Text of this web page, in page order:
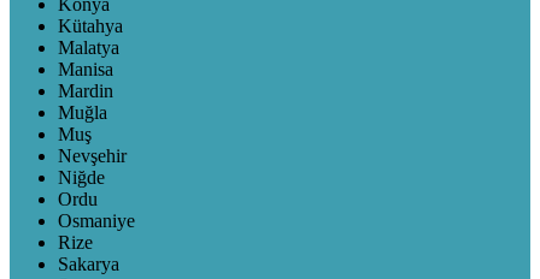
Konya
Kütahya
Malatya
Manisa
Mardin
Muğla
Muş
Nevşehir
Niğde
Ordu
Osmaniye
Rize
Sakarya